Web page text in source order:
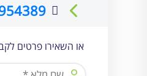
או השאירו פרטים